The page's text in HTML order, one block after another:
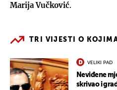
Marija Vučković.
TRI VIJESTI O
VELIKI PAD
Neviđene
skrivao i